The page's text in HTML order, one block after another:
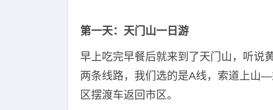
第一天：天门山一日游
早上吃完早餐后就来到了天门山，听说
两条线路，我们选的是A线，索道上
区摆渡车返回市区。